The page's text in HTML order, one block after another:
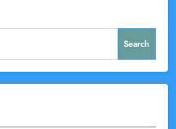
Search